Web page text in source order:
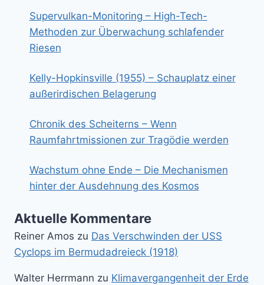
Supervulkan-Monitoring – High-Tech-
Methoden zur Überwachung schlafender
Riesen
Kelly-Hopkinsville (1955) – Schauplatz einer
außerirdischen Belagerung
Chronik des Scheiterns – Wenn
Raumfahrtmissionen zur Tragödie werden
Wachstum ohne Ende – Die Mechanismen
hinter der Ausdehnung des Kosmos
Aktuelle Kommentare
Reiner Amos zu Das Verschwinden der USS
Cyclops im Bermudadreieck (1918)
Walter Herrmann zu Klimavergangenheit der Erde